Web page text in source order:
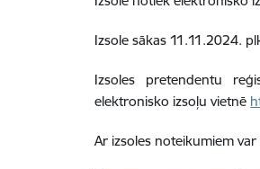
Izsole sākas 11.11.2024.
Izsoles pretendentu
elektronisko izsoļu vietnē
Ar izsoles noteikumiem var